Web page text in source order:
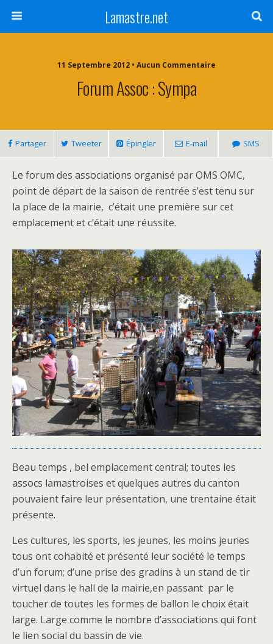
Lamastre.net
11 Septembre 2012 • Aucun Commentaire
Forum Assoc : Sympa
Partager Tweeter Épingler E-mail SMS
Le forum des associations organisé par OMS OMC,
point de départ de la saison de rentrée s’est tenu sur
la place de la mairie, c’était une première sur cet
emplacement et c’était une réussite.
Beau temps , bel emplacement central; toutes les
assocs lamastroises et quelques autres du canton
pouvaient faire leur présentation, une trentaine était
présente.
Les cultures, les sports, les jeunes, les moins jeunes
tous ont cohabité et présenté leur société le temps
d’un forum; d’une prise des gradins à un stand de tir
virtuel dans le hall de la mairie,en passant par le
toucher de toutes les formes de ballon le choix était
large. Large comme le nombre d’associations qui font
le lien social du bassin de vie.